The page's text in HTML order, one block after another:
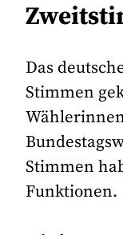
Das
Stimmen
Stimmen
Funktionen.